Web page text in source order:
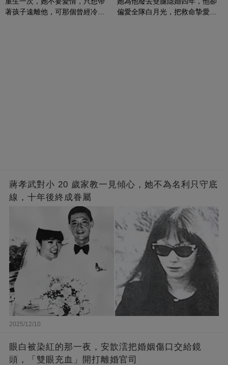
著孩子遠離他，可那個曾經冷漠
偏愛全隊白月光，把救命摯愛當
蔣孝武對小 20 歲家教一見傾心，她不為名利只守底
線，十年後終成眷屬
2025/12/10
眼白被染紅的那一夜，安歆澐把婚姻傷口交給鏡
頭，「雙眼充血」開打離婚官司